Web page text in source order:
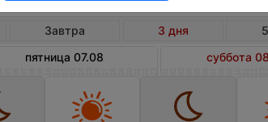
Завтра 3 дня
пятница 07.08 суббота